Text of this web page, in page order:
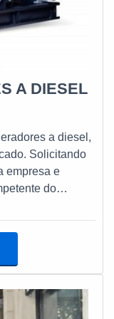
proporcionar um
do cliente.
empresa que
para
A DIESEL
a diesel,
Solicitando
empresa e
do
Engenharia &
VENDAS DE
&
estrutura com